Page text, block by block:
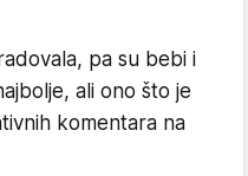
pa su bebi i
ali ono što je
komentara na